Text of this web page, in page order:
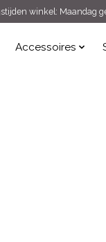
winkel: Maandag
Accessoires